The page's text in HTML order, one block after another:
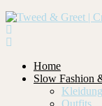
Home
Slow Fashion
Outfits